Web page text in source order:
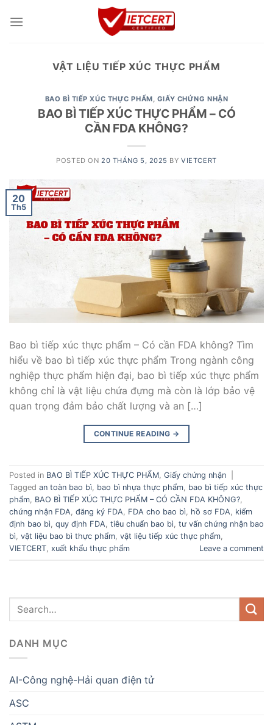
VẬT LIỆU TIẾP XÚC THỰC PHẨM
BAO BÌ TIẾP XÚC THỰC PHẨM, GIẤY CHỨNG NHẬN
BAO BÌ TIẾP XÚC THỰC PHẨM – CÓ
CẦN FDA KHÔNG?
POSTED ON 20 THÁNG 5, 2025 BYVIETCERT
20
Th5
Bao bì tiếp xúc thực phẩm – Có cần FDA không? Tìm
hiểu về bao bì tiếp xúc thực phẩm Trong ngành công
nghiệp thực phẩm hiện đại, bao bì tiếp xúc thực phẩm
không chỉ là vật liệu chứa đựng mà còn là lớp bảo vệ
quan trọng đảm bảo chất lượng và an […]
CONTINUE READING →
Posted in BAO BÌ TIẾP XÚC THỰC PHẨM, Giấy chứng nhận
Tagged an toàn bao bì, bao bì nhựa thực phẩm, bao bì tiếp xúc thực
phẩm, BAO BÌ TIẾP XÚC THỰC PHẨM – CÓ CẦN FDA KHÔNG?,
chứng nhận FDA, đăng ký FDA, FDA cho bao bì, hồ sơ FDA, kiểm
định bao bì, quy định FDA, tiêu chuẩn bao bì, tư vấn chứng nhận bao
bì, vật liệu bao bì thực phẩm, vật liệu tiếp xúc thực phẩm,
VIETCERT, xuất khẩu thực phẩm Leave a comment
DANH MỤC
AI-Công nghệ-Hải quan điện tử
ASC